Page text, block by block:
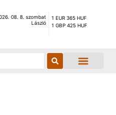
08. 8. szombat
László
1 EUR 365 HUF
1 GBP 425 HUF